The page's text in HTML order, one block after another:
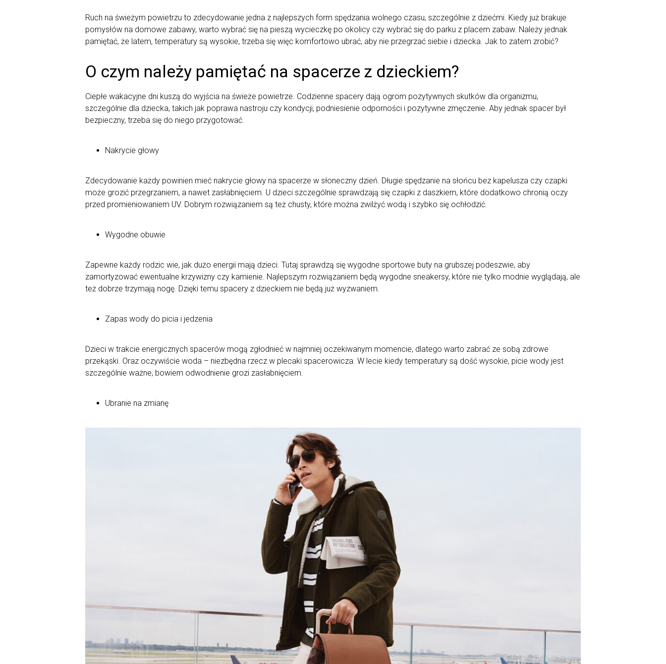
Ruch na świeżym powietrzu to zdecydowanie jedna z najlepszych form spędzania wolnego czasu, szczególnie z dziećmi. Kiedy już brakuje
pomysłów na domowe zabawy, warto wybrać się na pieszą wycieczkę po okolicy czy wybrać się do parku z placem zabaw. Należy jednak
pamiętać, że latem, temperatury są wysokie, trzeba się więc komfortowo ubrać, aby nie przegrzać siebie i dziecka. Jak to zatem zrobić?
O czym należy pamiętać na spacerze z dzieckiem?
Ciepłe wakacyjne dni kuszą do wyjścia na świeże powietrze. Codzienne spacery dają ogrom pozytywnych skutków dla organizmu,
szczególnie dla dziecka, takich jak poprawa nastroju czy kondycji, podniesienie odporności i pozytywne zmęczenie. Aby jednak spacer był
bezpieczny, trzeba się do niego przygotować.
Nakrycie głowy
Zdecydowanie każdy powinien mieć nakrycie głowy na spacerze w słoneczny dzień. Długie spędzanie na słońcu bez kapelusza czy czapki
może grozić przegrzaniem, a nawet zasłabnięciem. U dzieci szczególnie sprawdzają się czapki z daszkiem, które dodatkowo chronią oczy
przed promieniowaniem UV. Dobrym rozwiązaniem są też chusty, które można zwilżyć wodą i szybko się ochłodzić.
Wygodne obuwie
Zapewne każdy rodzic wie, jak dużo energii mają dzieci. Tutaj sprawdzą się wygodne sportowe buty na grubszej podeszwie, aby
zamortyzować ewentualne krzywizny czy kamienie. Najlepszym rozwiązaniem będą wygodne sneakersy, które nie tylko modnie wyglądają, ale
też dobrze trzymają nogę. Dzięki temu spacery z dzieckiem nie będą już wyzwaniem.
Zapas wody do picia i jedzenia
Dzieci w trakcie energicznych spacerów mogą zgłodnieć w najmniej oczekiwanym momencie, dlatego warto zabrać ze sobą zdrowe
przekąski. Oraz oczywiście woda – niezbędna rzecz w plecaki spacerowicza. W lecie kiedy temperatury są dość wysokie, picie wody jest
szczególnie ważne, bowiem odwodnienie grozi zasłabnięciem.
Ubranie na zmianę